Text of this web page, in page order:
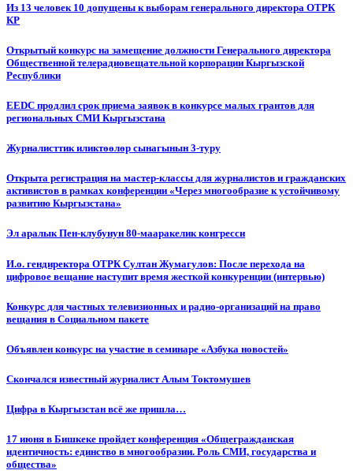
Из 13 человек 10 допущены к выборам генерального директора ОТРК
КР
Открытый конкурс на замещение должности Генерального директора
Общественной телерадиовещательной корпорации Кыргызской
Республики
EEDC продлил срок приема заявок в конкурсе малых грантов для
региональных СМИ Кыргызстана
Журналисттик иликтөөлөр сынагынын 3-туру
Открыта регистрация на мастер-классы для журналистов и гражданских
активистов в рамках конференции «Через многообразие к устойчивому
развитию Кыргызстана»
Эл аралык Пен-клубунун 80-мааракелик конгресси
И.о. гендиректора ОТРК Султан Жумагулов: После перехода на
цифровое вещание наступит время жесткой конкуренции (интервью)
Конкурс для частных телевизионных и радио-организаций на право
вещания в Социальном пакете
Объявлен конкурс на участие в семинаре «Азбука новостей»
Cкончался известный журналист Алым Токтомушев
Цифра в Кыргызстан всё же пришла…
17 июня в Бишкеке пройдет конференция «Общегражданская
идентичность: единство в многообразии. Роль СМИ, государства и
общества»